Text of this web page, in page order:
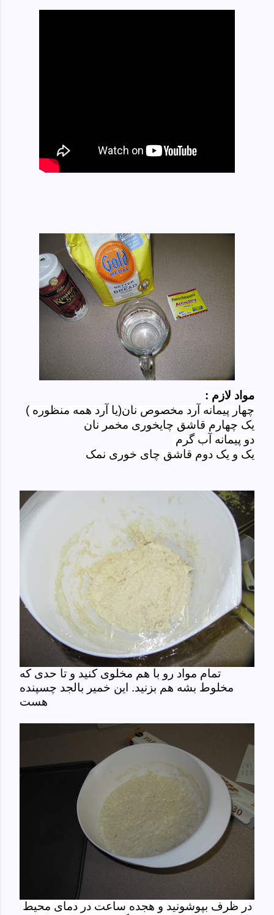
مواد لازم :
چهار پیمانه آرد مخصوص نان(یا آرد همه منظوره )
یک چهارم قاشق چایخوری مخمر نان
دو پیمانه آب گرم
یک و یک دوم قاشق چای خوری نمک
تمام مواد رو با هم مخلوی کنید و تا حدی که
مخلوط بشه هم بزنید. این خمیر بالجد چسپنده
در ظرف بپوشونید و هجده ساعت در دمای محیط